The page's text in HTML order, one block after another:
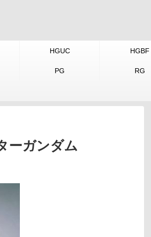
HGUC HGBF
PG RG
ーガンダム